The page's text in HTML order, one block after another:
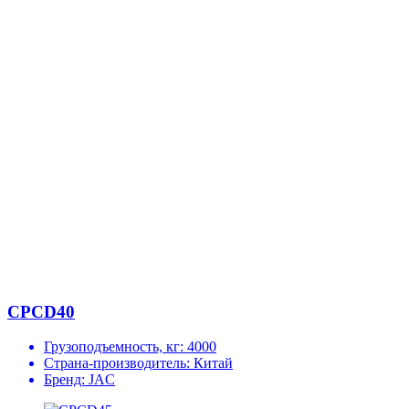
CPCD40
Грузоподъемность, кг: 4000
Страна-производитель: Китай
Бренд: JAC